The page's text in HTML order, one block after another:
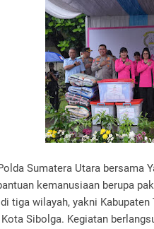
Sumatera Utara bersama
kemanusiaan berupa
tiga wilayah, yakni
Kota Sibolga. Kegiatan